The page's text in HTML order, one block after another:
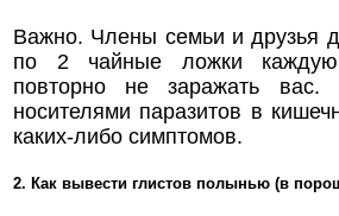
Важно. Члены семьи и друзья
по 2 чайные ложки
повторно не заражать
носителями паразитов в
каких-либо симптомов.
2. Как вывести глистов полынью (в